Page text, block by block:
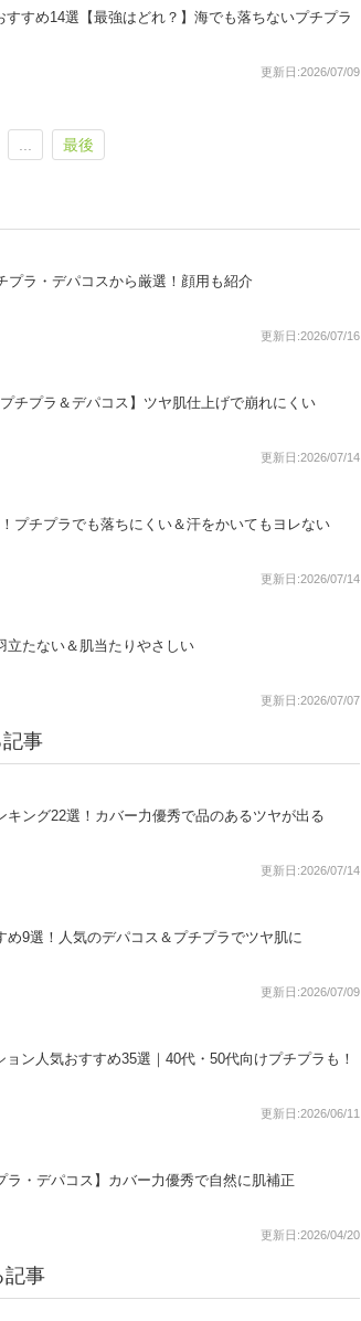
すめ14選【最強はどれ？】海でも落ちないプチプラ
更新日:2026/07/09
最後
プラ・デパコスから厳選！顔用も紹介
更新日:2026/07/16
チプラ＆デパコス】ツヤ肌仕上げで崩れにくい
更新日:2026/07/14
プチプラでも落ちにくい＆汗をかいてもヨレない
更新日:2026/07/14
立たない＆肌当たりやさしい
更新日:2026/07/07
事
ング22選！カバー力優秀で品のあるツヤが出る
更新日:2026/07/14
9選！人気のデパコス＆プチプラでツヤ肌に
更新日:2026/07/09
ン人気おすすめ35選｜40代・50代向けプチプラも！
更新日:2026/06/11
・デパコス】カバー力優秀で自然に肌補正
更新日:2026/04/20
記事